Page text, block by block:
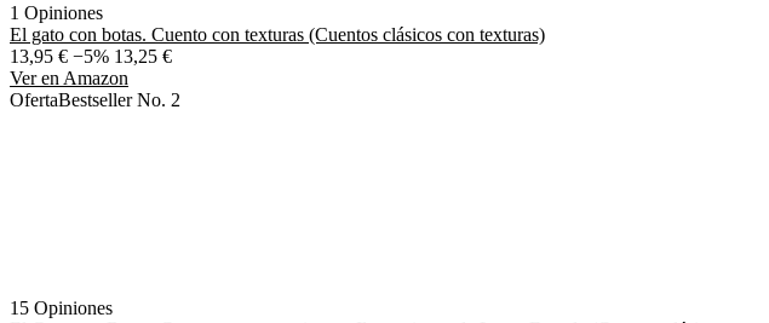
1 Opiniones
El gato con botas. Cuento con texturas (Cuentos clásicos con texturas)
13,95 € −5% 13,25 €
Ver en Amazon
OfertaBestseller No. 2
15 Opiniones